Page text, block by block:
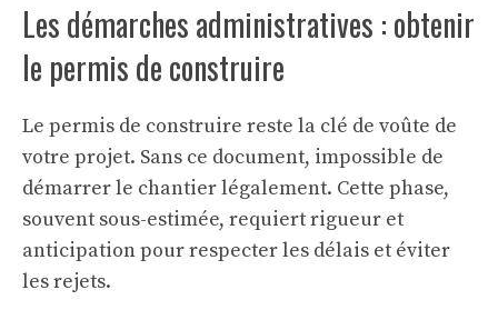
Les démarches administratives : obtenir
le permis de construire
Le permis de construire reste la clé de voûte de
votre projet. Sans ce document, impossible de
démarrer le chantier légalement. Cette phase,
souvent sous-estimée, requiert rigueur et
anticipation pour respecter les délais et éviter
les rejets.